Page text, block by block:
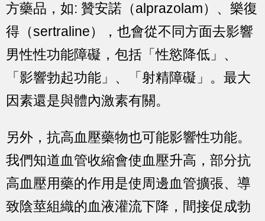
方藥品，如: 贊安諾（alprazolam）、樂復
得（sertraline），也會從不同方面去影響
男性性功能障礙，包括「性慾降低」、
「影響勃起功能」、「射精障礙」。最大
因素還是與體內激素有關。
另外，抗高血壓藥物也可能影響性功能。
我們知道血管收縮會使血壓升高，部分抗
高血壓用藥的作用是使周邊血管擴張、導
致陰莖組織的血液灌流下降，間接促成勃